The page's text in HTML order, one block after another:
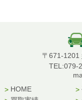
〒671-1201
TEL:079-
HOME